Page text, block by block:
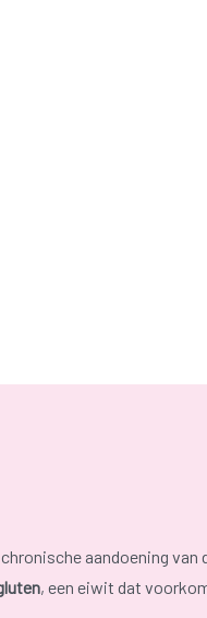
aandoening van
, een eiwit dat